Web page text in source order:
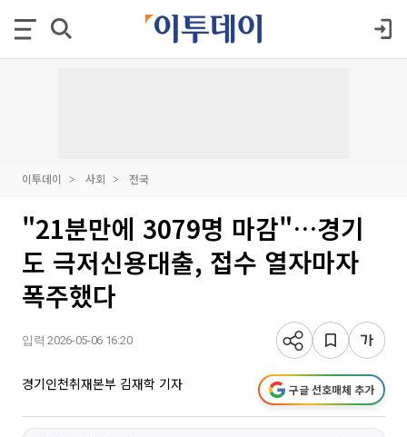
이투데이 사회 전국
"21분만에 3079명 마감"…경기
도 극저신용대출, 접수 열자마자
폭주했다
입력 2026-05-06 16:20
경기인천취재본부 김재학 기자 구글 선호매체 추가